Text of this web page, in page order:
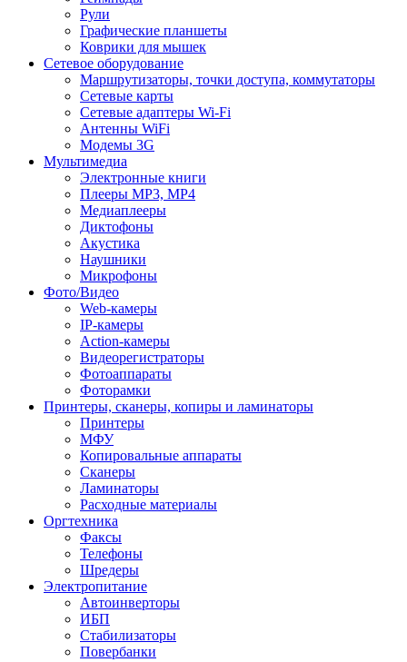
Рули
Графические планшеты
Коврики для мышек
Сетевое оборудование
Маршрутизаторы, точки доступа, коммутаторы
Сетевые карты
Сетевые адаптеры Wi-Fi
Антенны WiFi
Модемы 3G
Мультимедиа
Электронные книги
Плееры MP3, MP4
Медиаплееры
Диктофоны
Акустика
Наушники
Микрофоны
Фото/Видео
Web-камеры
IP-камеры
Action-камеры
Видеорегистраторы
Фотоаппараты
Фоторамки
Принтеры, сканеры, копиры и ламинаторы
Принтеры
МФУ
Копировальные аппараты
Сканеры
Ламинаторы
Расходные материалы
Оргтехника
Факсы
Телефоны
Шредеры
Электропитание
Автоинверторы
ИБП
Стабилизаторы
Повербанки